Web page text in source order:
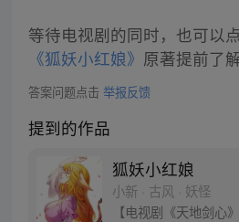
等待电视剧的同时，也可以
《狐妖小红娘》 原著提前了
答案问题点击 举报反馈
提到的作品
狐妖小红娘
小新 · 古风 · 妖怪
【电视剧《天地剑心